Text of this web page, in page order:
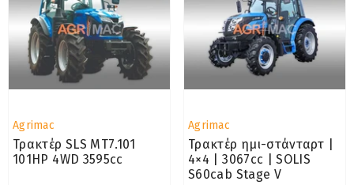
Προμηθευτής:
Agrimac
Τρακτέρ SLS MT7.101
101HP 4WD 3595cc
Προμηθευτής:
Agrimac
Τρακτέρ ημι-στάνταρτ |
4×4 | 3067cc | SOLIS
S60cab Stage V